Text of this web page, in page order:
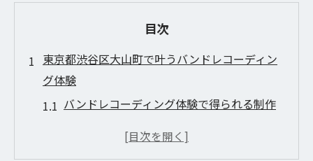
目次
東京都渋谷区大山町で叶うバンドレコーディン
グ体験
バンドレコーディング体験で得られる制作
渋谷区大山町で広がるバンドレコーディン